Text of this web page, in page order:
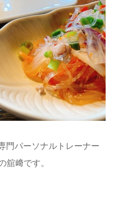
門パーソナルトレーナー
舘﨑です。